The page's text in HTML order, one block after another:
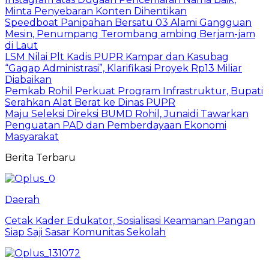
Minta Penyebaran Konten Dihentikan
Speedboat Panipahan Bersatu 03 Alami Gangguan
Mesin, Penumpang Terombang ambing Berjam-jam
di Laut
LSM Nilai Plt Kadis PUPR Kampar dan Kasubag
“Gagap Administrasi”, Klarifikasi Proyek Rp13 Miliar
Diabaikan
Pemkab Rohil Perkuat Program Infrastruktur, Bupati
Serahkan Alat Berat ke Dinas PUPR
Maju Seleksi Direksi BUMD Rohil, Junaidi Tawarkan
Penguatan PAD dan Pemberdayaan Ekonomi
Masyarakat
Berita Terbaru
Daerah
Cetak Kader Edukator, Sosialisasi Keamanan Pangan
Siap Saji Sasar Komunitas Sekolah